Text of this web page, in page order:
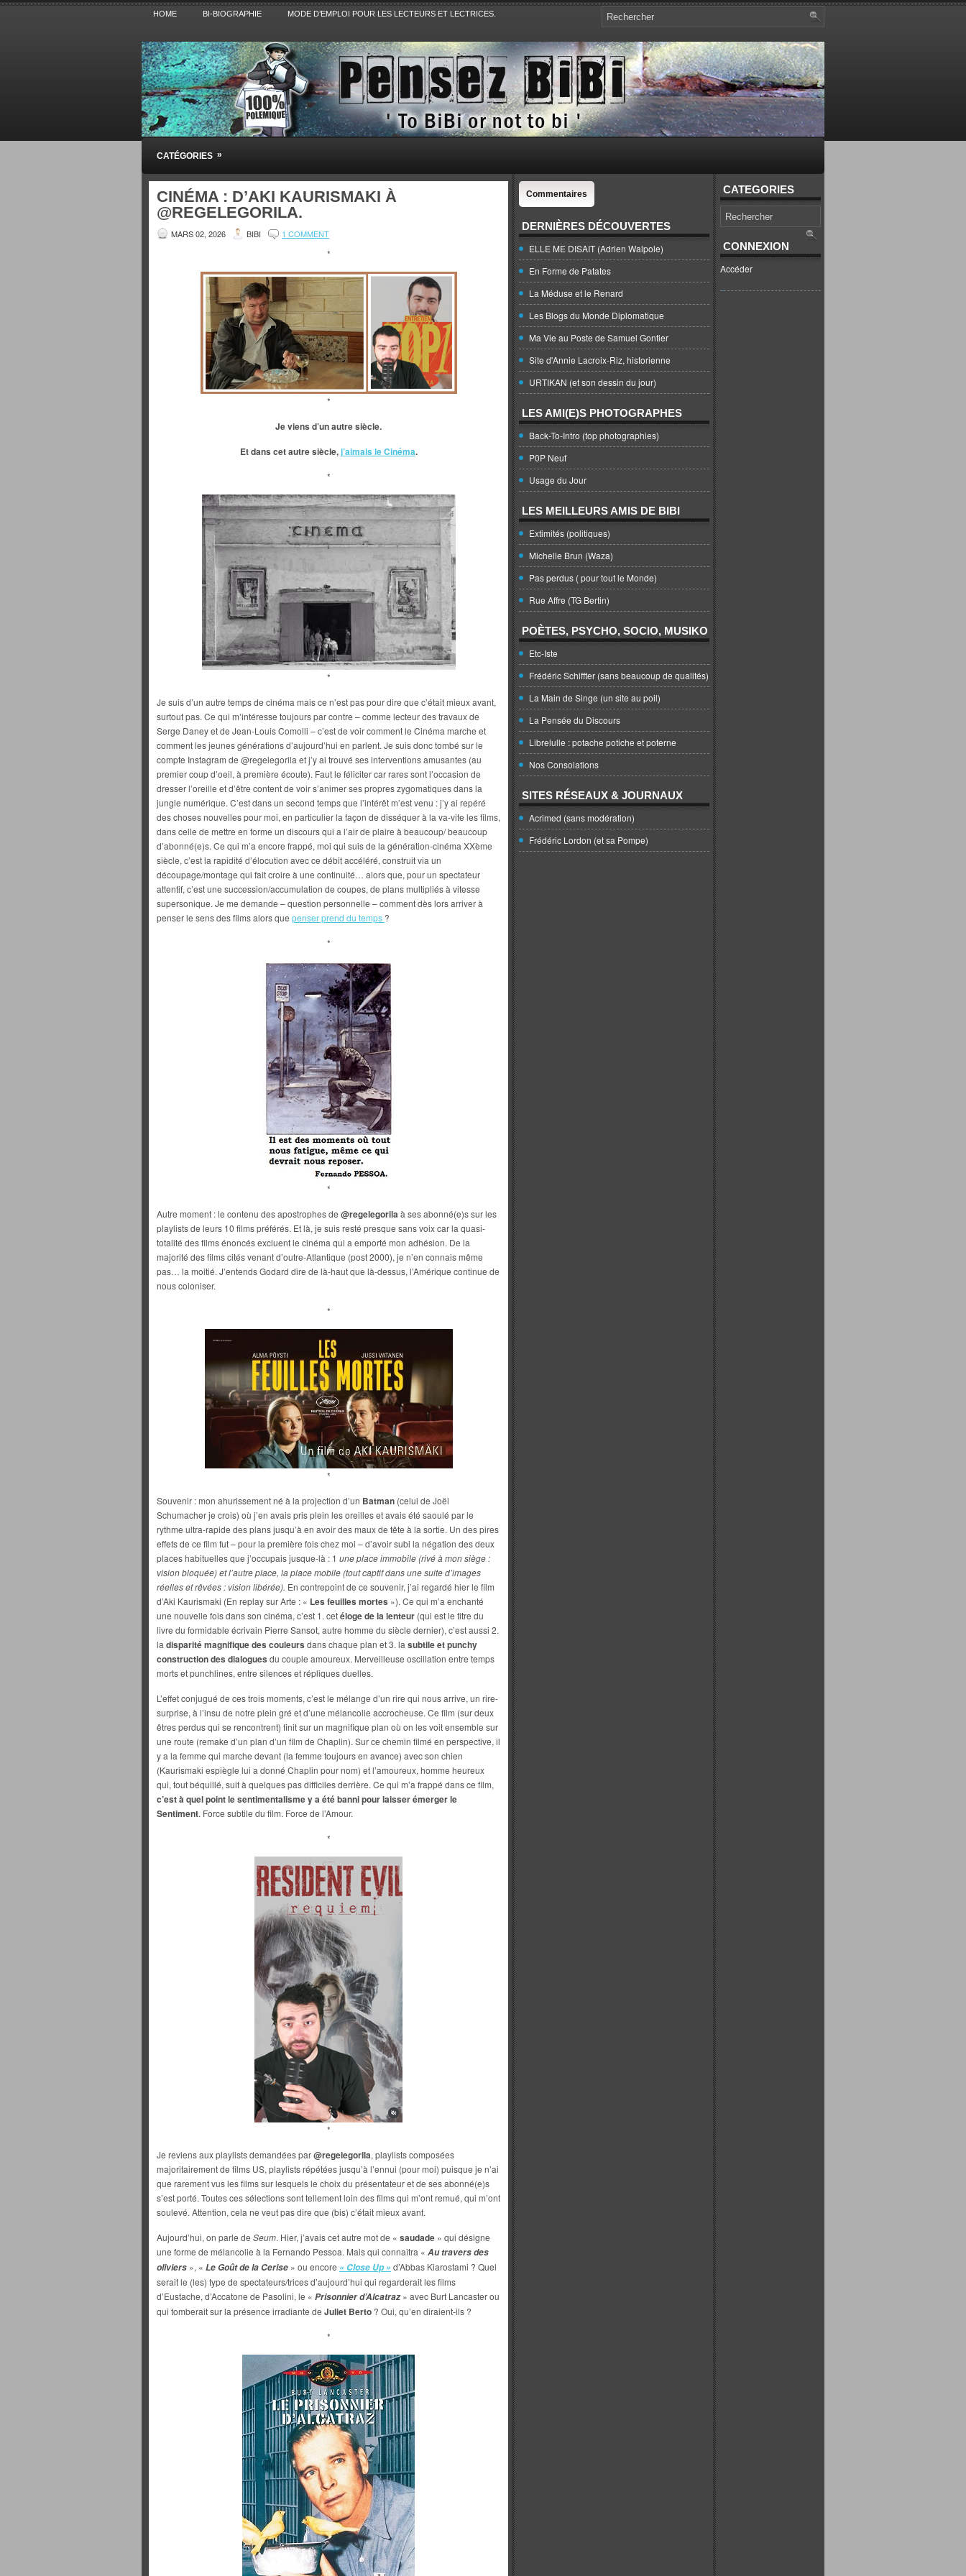
HOME BI-BIOGRAPHIE MODE D’EMPLOI POUR LES LECTEURS ET LECTRICES.
Pensez BiBi
Blog polémique sur l'Actualité, la Culture, la Politique, le Sport,. Avec Revue de presse et de blogs.
CATÉGORIES »
CINÉMA : D’AKI KAURISMAKI À
@REGELEGORILA.
MARS 02, 2026 BIBI 1 COMMENT
*
*
Je viens d’un autre siècle.
Et dans cet autre siècle,j’aimais le Cinéma.
*
*
Je suis d’un autre temps de cinéma mais ce n’est pas pour dire que c’était mieux avant,
surtout pas. Ce qui m’intéresse toujours par contre – comme lecteur des travaux de
Serge Daney et de Jean-Louis Comolli – c’est de voir comment le Cinéma marche et
comment les jeunes générations d’aujourd’hui en parlent. Je suis donc tombé sur le
compte Instagram de @regelegorila et j’y ai trouvé ses interventions amusantes (au
premier coup d’oeil, à première écoute). Faut le féliciter car rares sont l’occasion de
dresser l’oreille et d’être content de voir s’animer ses propres zygomatiques dans la
jungle numérique. C’est dans un second temps que l’intérêt m’est venu : j’y ai repéré
des choses nouvelles pour moi, en particulier la façon de disséquer à la va-vite les films,
dans celle de mettre en forme un discours qui a l’air de plaire à beaucoup/ beaucoup
d’abonné(e)s. Ce qui m’a encore frappé, moi qui suis de la génération-cinéma XXème
siècle, c’est la rapidité d’élocution avec ce débit accéléré, construit via un
découpage/montage qui fait croire à une continuité… alors que, pour un spectateur
attentif, c’est une succession/accumulation de coupes, de plans multipliés à vitesse
supersonique. Je me demande – question personnelle – comment dès lors arriver à
penser le sens des films alors que penser prend du temps ?
*
*
Autre moment : le contenu des apostrophes de @regelegorilaà ses abonné(e)s sur les
playlists de leurs 10 films préférés. Et là, je suis resté presque sans voix car la quasi-
totalité des films énoncés excluent le cinéma qui a emporté mon adhésion. De la
majorité des films cités venant d’outre-Atlantique (post 2000), je n’en connais même
pas… la moitié. J’entends Godard dire de là-haut que là-dessus, l’Amérique continue de
nous coloniser.
*
*
Souvenir : mon ahurissement né à la projection d’un Batman (celui de Joël
Schumacher je crois) où j’en avais pris plein les oreilles et avais été saoulé par le
rythme ultra-rapide des plans jusqu’à en avoir des maux de tête à la sortie. Un des pires
effets de ce film fut – pour la première fois chez moi – d’avoir subi la négation des deux
places habituelles que j’occupais jusque-là : 1 une place immobile (rivé à mon siège :
vision bloquée) et l’autre place, la place mobile (tout captif dans une suite d’images
réelles et rêvées : vision libérée). En contrepoint de ce souvenir, j’ai regardé hier le film
d’Aki Kaurismaki (En replay sur Arte : « Les feuilles mortes »). Ce qui m’a enchanté
une nouvelle fois dans son cinéma, c’est 1. cetéloge de la lenteur (qui est le titre du
livre du formidable écrivain Pierre Sansot, autre homme du siècle dernier), c’est aussi 2.
la disparité magnifique des couleurs dans chaque plan et 3. la subtile et punchy
construction des dialogues du couple amoureux. Merveilleuse oscillation entre temps
morts et punchlines, entre silences et répliques duelles.
L’effet conjugué de ces trois moments, c’est le mélange d’un rire qui nous arrive, un rire-
surprise, à l’insu de notre plein gré et d’une mélancolie accrocheuse. Ce film (sur deux
êtres perdus qui se rencontrent) finit sur un magnifique plan où on les voit ensemble sur
une route (remake d’un plan d’un film de Chaplin). Sur ce chemin filmé en perspective, il
y a la femme qui marche devant (la femme toujours en avance) avec son chien
(Kaurismaki espiègle lui a donné Chaplin pour nom) et l’amoureux, homme heureux
qui, tout béquillé, suit à quelques pas difficiles derrière. Ce qui m’a frappé dans ce film,
c’est à quel point le sentimentalisme y a été banni pour laisser émerger le
Sentiment. Force subtile du film. Force de l’Amour.
*
*
Je reviens aux playlists demandées par@regelegorila, playlists composées
majoritairement de films US, playlists répétées jusqu’à l’ennui (pour moi) puisque je n’ai
que rarement vus les films sur lesquels le choix du présentateur et de ses abonné(e)s
s’est porté. Toutes ces sélections sont tellement loin des films qui m’ont remué, qui m’ont
soulevé. Attention, cela ne veut pas dire que (bis) c’était mieux avant.
Aujourd’hui, on parle de Seum. Hier, j’avais cet autre mot de « saudade » qui désigne
une forme de mélancolie à la Fernando Pessoa. Mais qui connaîtra « Au travers des
oliviers », « Le Goût de la Cerise » ou encore « Close Up » d’Abbas Kiarostami ? Quel
serait le (les) type de spectateurs/trices d’aujourd’hui qui regarderait les films
d’Eustache, d’Accatone de Pasolini, le « Prisonnier d’Alcatraz» avec Burt Lancaster ou
qui tomberait sur la présence irradiante de Juliet Berto ? Oui, qu’en diraient-ils ?
*
Commentaires
DERNIÈRES DÉCOUVERTES
ELLE ME DISAIT (Adrien Walpole)
En Forme de Patates
La Méduse et le Renard
Les Blogs du Monde Diplomatique
Ma Vie au Poste de Samuel Gontier
Site d'Annie Lacroix-Riz, historienne
URTIKAN (et son dessin du jour)
LES AMI(E)S PHOTOGRAPHES
Back-To-Intro (top photographies)
P0P Neuf
Usage du Jour
LES MEILLEURS AMIS DE BIBI
Extimités (politiques)
Michelle Brun (Waza)
Pas perdus ( pour tout le Monde)
Rue Affre (TG Bertin)
POÈTES, PSYCHO, SOCIO, MUSIKO
Etc-Iste
Frédéric Schiffter (sans beaucoup de qualités)
La Main de Singe (un site au poil)
La Pensée du Discours
Librelulle : potache potiche et poterne
Nos Consolations
SITES RÉSEAUX & JOURNAUX
Acrimed (sans modération)
Frédéric Lordon (et sa Pompe)
CATEGORIES
CONNEXION
Accéder